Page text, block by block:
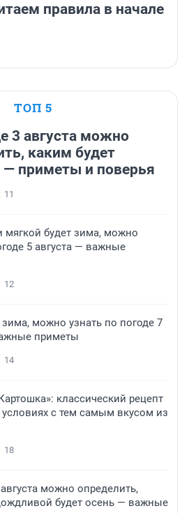
правила в начале
ТОП 5
3 августа можно
каким будет
— приметы и поверья
11
мягкой будет зима, можно
5 августа — важные
12
зима, можно узнать по погоде 7
приметы
14
классический рецепт
с тем самым вкусом из
18
можно определить,
будет осень — важные